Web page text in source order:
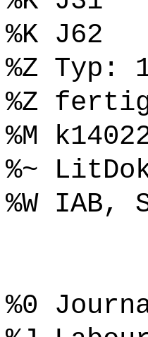
%K J62
%Z Typ:
%Z
%M
%~
%W IAB,
%0